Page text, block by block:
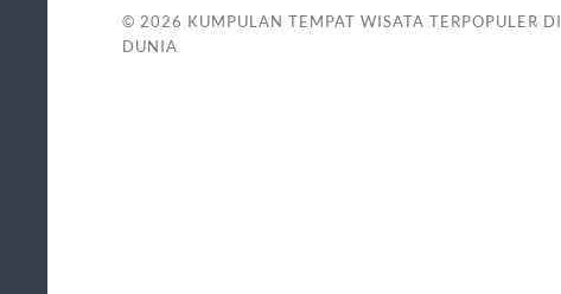
© 2026 KUMPULAN TEMPAT WISATA TERPOPULER DI
DUNIA